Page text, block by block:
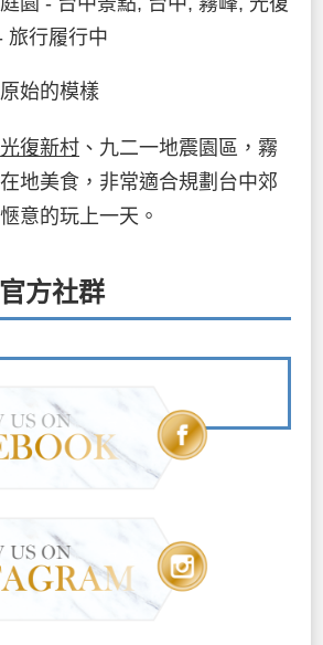
始的模樣
光復新村 、九二一地震園區，霧
地美食，非常適合規劃台中郊
意的玩上一天。
方社群